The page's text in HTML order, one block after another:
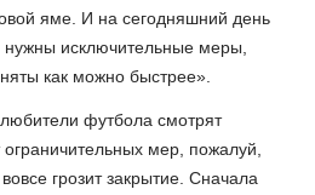
яме. И на сегодняшний день
нужны исключительные меры,
как можно быстрее».
футбола смотрят
мер, пожалуй,
грозит закрытие. Сначала